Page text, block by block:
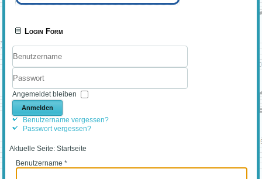
Login Form
Benutzername
Passwort
Angemeldet bleiben
Anmelden
Benutzername vergessen?
Passwort vergessen?
Aktuelle Seite:Startseite
Benutzername *